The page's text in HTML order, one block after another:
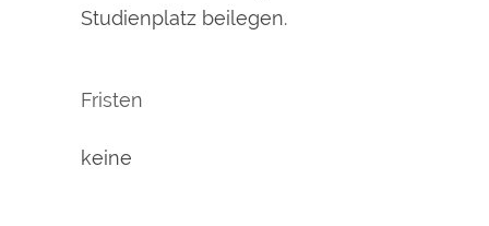
Studienplatz beilegen.
Fristen
keine